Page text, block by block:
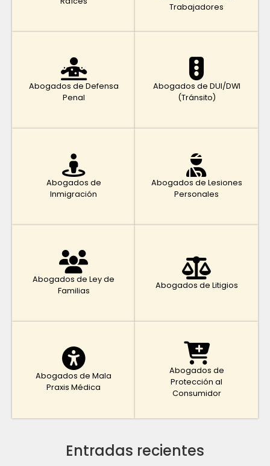
Trabajadores
Abogados de Defensa
Penal
Abogados de DUI/DWI
(Tránsito)
Abogados de
Inmigración
Abogados de Lesiones
Personales
Abogados de Ley de
Familias
Abogados de Litigios
Abogados de Mala
Praxis Médica
Abogados de
Protección al
Consumidor
Entradas recientes